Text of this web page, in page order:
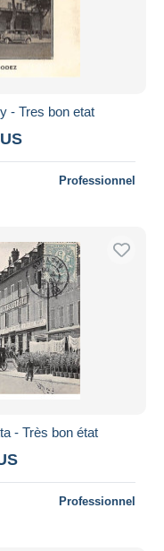
- Tres bon etat
Professionnel
- Très bon état
Professionnel